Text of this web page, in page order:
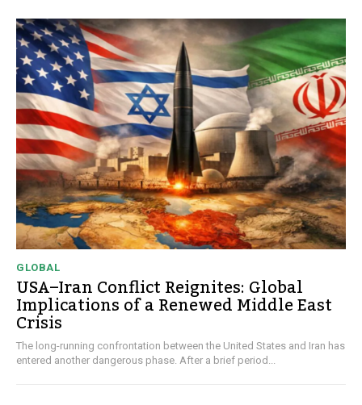
GLOBAL
USA–Iran Conflict Reignites: Global
Implications of a Renewed Middle East
Crisis
The long-running confrontation between the United States and Iran has
entered another dangerous phase. After a brief period...